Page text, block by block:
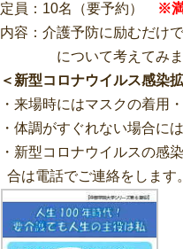
定員：10名（要予約）
※
内容：介護予防に励むだけ
について考えてみま
＜新型コロナウイルス感染
・来場時にはマスクの着用
・体調がすぐれない場合に
・新型コロナウイルスの感
合は電話でご連絡をします。